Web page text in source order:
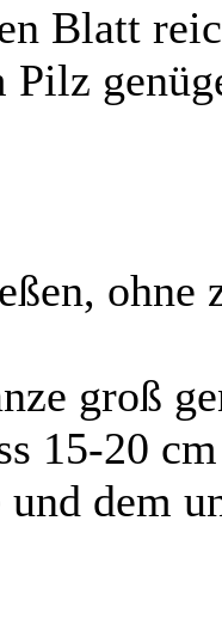
Blatt
Pilz
ohne
groß
15-20
und dem